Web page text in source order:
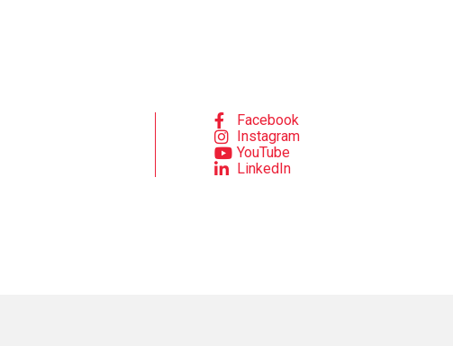
Facebook
Instagram
YouTube
LinkedIn